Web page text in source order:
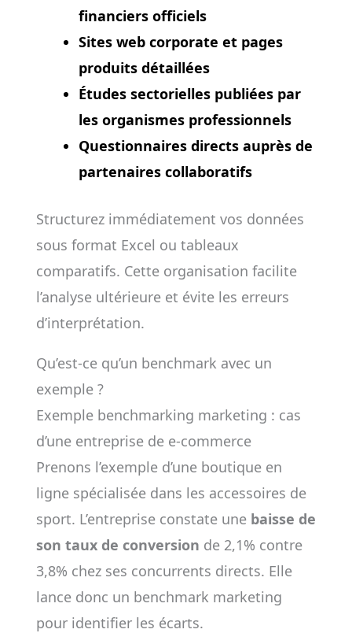
financiers officiels
Sites web corporate et pages
produits détaillées
Études sectorielles publiées par
les organismes professionnels
Questionnaires directs auprès de
partenaires collaboratifs
Structurez immédiatement vos données
sous format Excel ou tableaux
comparatifs. Cette organisation facilite
l’analyse ultérieure et évite les erreurs
d’interprétation.
Qu’est-ce qu’un benchmark avec un
exemple ?
Exemple benchmarking marketing : cas
d’une entreprise de e-commerce
Prenons l’exemple d’une boutique en
ligne spécialisée dans les accessoires de
sport. L’entreprise constate une baisse de
son taux de conversion de 2,1% contre
3,8% chez ses concurrents directs. Elle
lance donc un benchmark marketing
pour identifier les écarts.